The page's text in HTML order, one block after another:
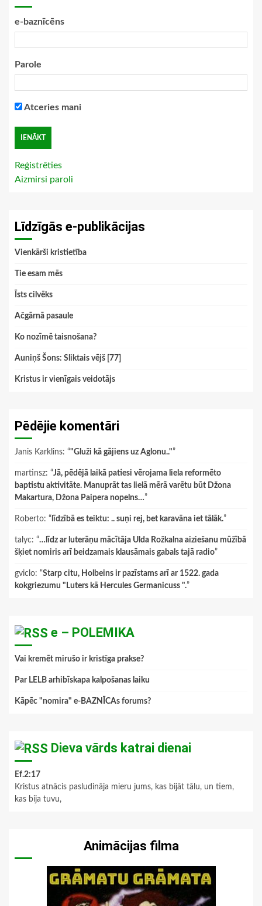
e-baznīcēns
Parole
Atceries mani
Reģistrēties
Aizmirsi paroli
Līdzīgās e-publikācijas
Vienkārši kristietība
Tie esam mēs
Īsts cilvēks
Ačgārnā pasaule
Ko nozīmē taisnošana?
Auniņš Šons: Sliktais vējš [77]
Kristus ir vienīgais veidotājs
Pēdējie komentāri
Janis Karklins: “"Gluži kā gājiens uz Aglonu.."”
martinsz: “Jā, pēdējā laikā patiesi vērojama liela reformēto
baptistu aktivitāte. Manuprāt tas lielā mērā varētu būt Džona
Makartura, Džona Paipera nopelns…”
Roberto: “ līdzībā es teiktu: .. suņi rej, bet karavāna iet tālāk.”
talyc: “…līdz ar luterāņu mācītāja Ulda Rožkalna aiziešanu mūžībā
šķiet nomiris arī beidzamais klausāmais gabals tajā radio”
gviclo: “Starp citu, Holbeins ir pazīstams arī ar 1522. gada
kokgriezumu "Luters kā Hercules Germanicuss ".”
e – POLEMIKA
Vai kremēt mirušo ir kristīga prakse?
Par LELB arhibīskapa kalpošanas laiku
Kāpēc "nomira" e-BAZNĪCAs forums?
Dieva vārds katrai dienai
Ef.2:17
Kristus atnācis pasludināja mieru jums, kas bijāt tālu, un tiem,
kas bija tuvu,
Animācijas filma